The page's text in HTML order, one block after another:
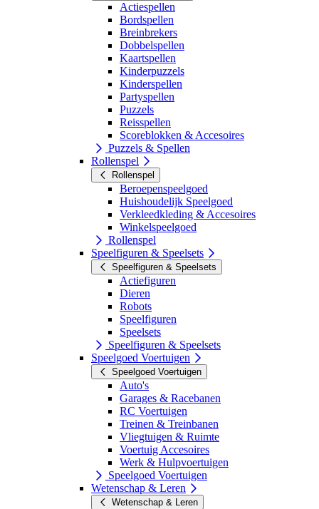
Actiespellen
Bordspellen
Breinbrekers
Dobbelspellen
Kaartspellen
Kinderpuzzels
Kinderspellen
Partyspellen
Puzzels
Reisspellen
Scoreblokken & Accesoires
Puzzels & Spellen
Rollenspel
Rollenspel
Beroepenspeelgoed
Huishoudelijk Speelgoed
Verkleedkleding & Accesoires
Winkelspeelgoed
Rollenspel
Speelfiguren & Speelsets
Speelfiguren & Speelsets
Actiefiguren
Dieren
Robots
Speelfiguren
Speelsets
Speelfiguren & Speelsets
Speelgoed Voertuigen
Speelgoed Voertuigen
Auto's
Garages & Racebanen
RC Voertuigen
Treinen & Treinbanen
Vliegtuigen & Ruimte
Voertuig Accesoires
Werk & Hulpvoertuigen
Speelgoed Voertuigen
Wetenschap & Leren
Wetenschap & Leren